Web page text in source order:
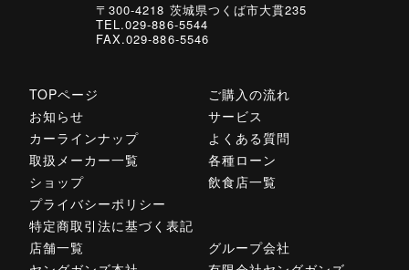
〒300-4218 茨城県つくば市大貫235
TEL.029-886-5544
FAX.029-886-5546
TOPページ
お知らせ
カーラインナップ
取扱メーカー一覧
ショップ
プライバシーポリシー
特定商取引法に基づく表記
ご購入の流れ
サービス
よくある質問
各種ローン
飲食店一覧
店舗一覧
グループ会社